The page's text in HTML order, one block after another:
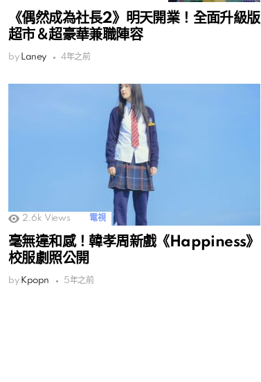
《偶然成為社長2》明天開業！全面升級版
超市＆超豪華兼職陣容
by Laney 4年之前
2.6k Views 電視
毫無違和感！韓孝周新戲《Happiness》
校服劇照公開
by Kpopn 5年之前